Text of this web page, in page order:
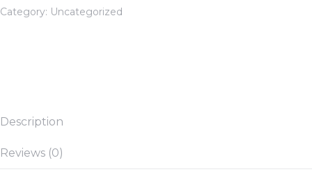
Category: Uncategorized
Description
Reviews (0)